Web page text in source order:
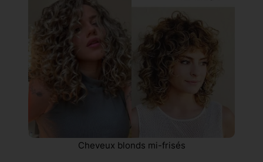
Cheveux blonds mi-frisés